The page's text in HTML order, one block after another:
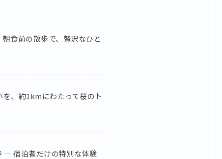
食前の散歩で、贅沢なひと
、約1kmにわたって桜のト
— 宿泊者だけの特別な体験